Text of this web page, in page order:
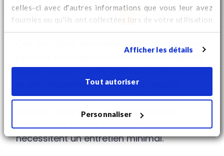
celles-ci avec d'autres informations que vous leur avez
fournies ou qu'ils ont collectées lors de votre utilisation
de leurs services. Regardezicipour des informations
Afficher les détails
Tout autoriser
Personnaliser
1 2 3 ... 13
Ces solutions avancées sont devenues le
visant une efficacité opérationnelle accrue
et une empreinte écologique réduite.
Comparées aux versions en bois, nos
palettes sont plus faciles à nettoyer,
offrent une qualité constante et
nécessitent un entretien minimal.